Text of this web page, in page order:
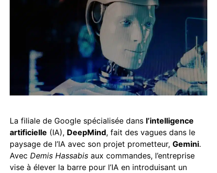
La filiale de Google spécialisée dans l’intelligence
artificielle (IA), DeepMind, fait des vagues dans le
paysage de l’IA avec son projet prometteur, Gemini.
Avec Demis Hassabis aux commandes, l’entreprise
vise à élever la barre pour l’IA en introduisant un